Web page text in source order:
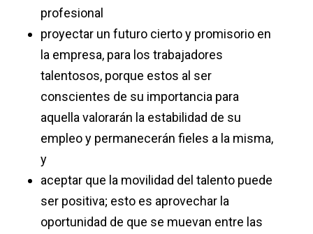
profesional
proyectar un futuro cierto y promisorio en
la empresa, para los trabajadores
talentosos, porque estos al ser
conscientes de su importancia para
aquella valorarán la estabilidad de su
empleo y permanecerán fieles a la misma,
y
aceptar que la movilidad del talento puede
ser positiva; esto es aprovechar la
oportunidad de que se muevan entre las